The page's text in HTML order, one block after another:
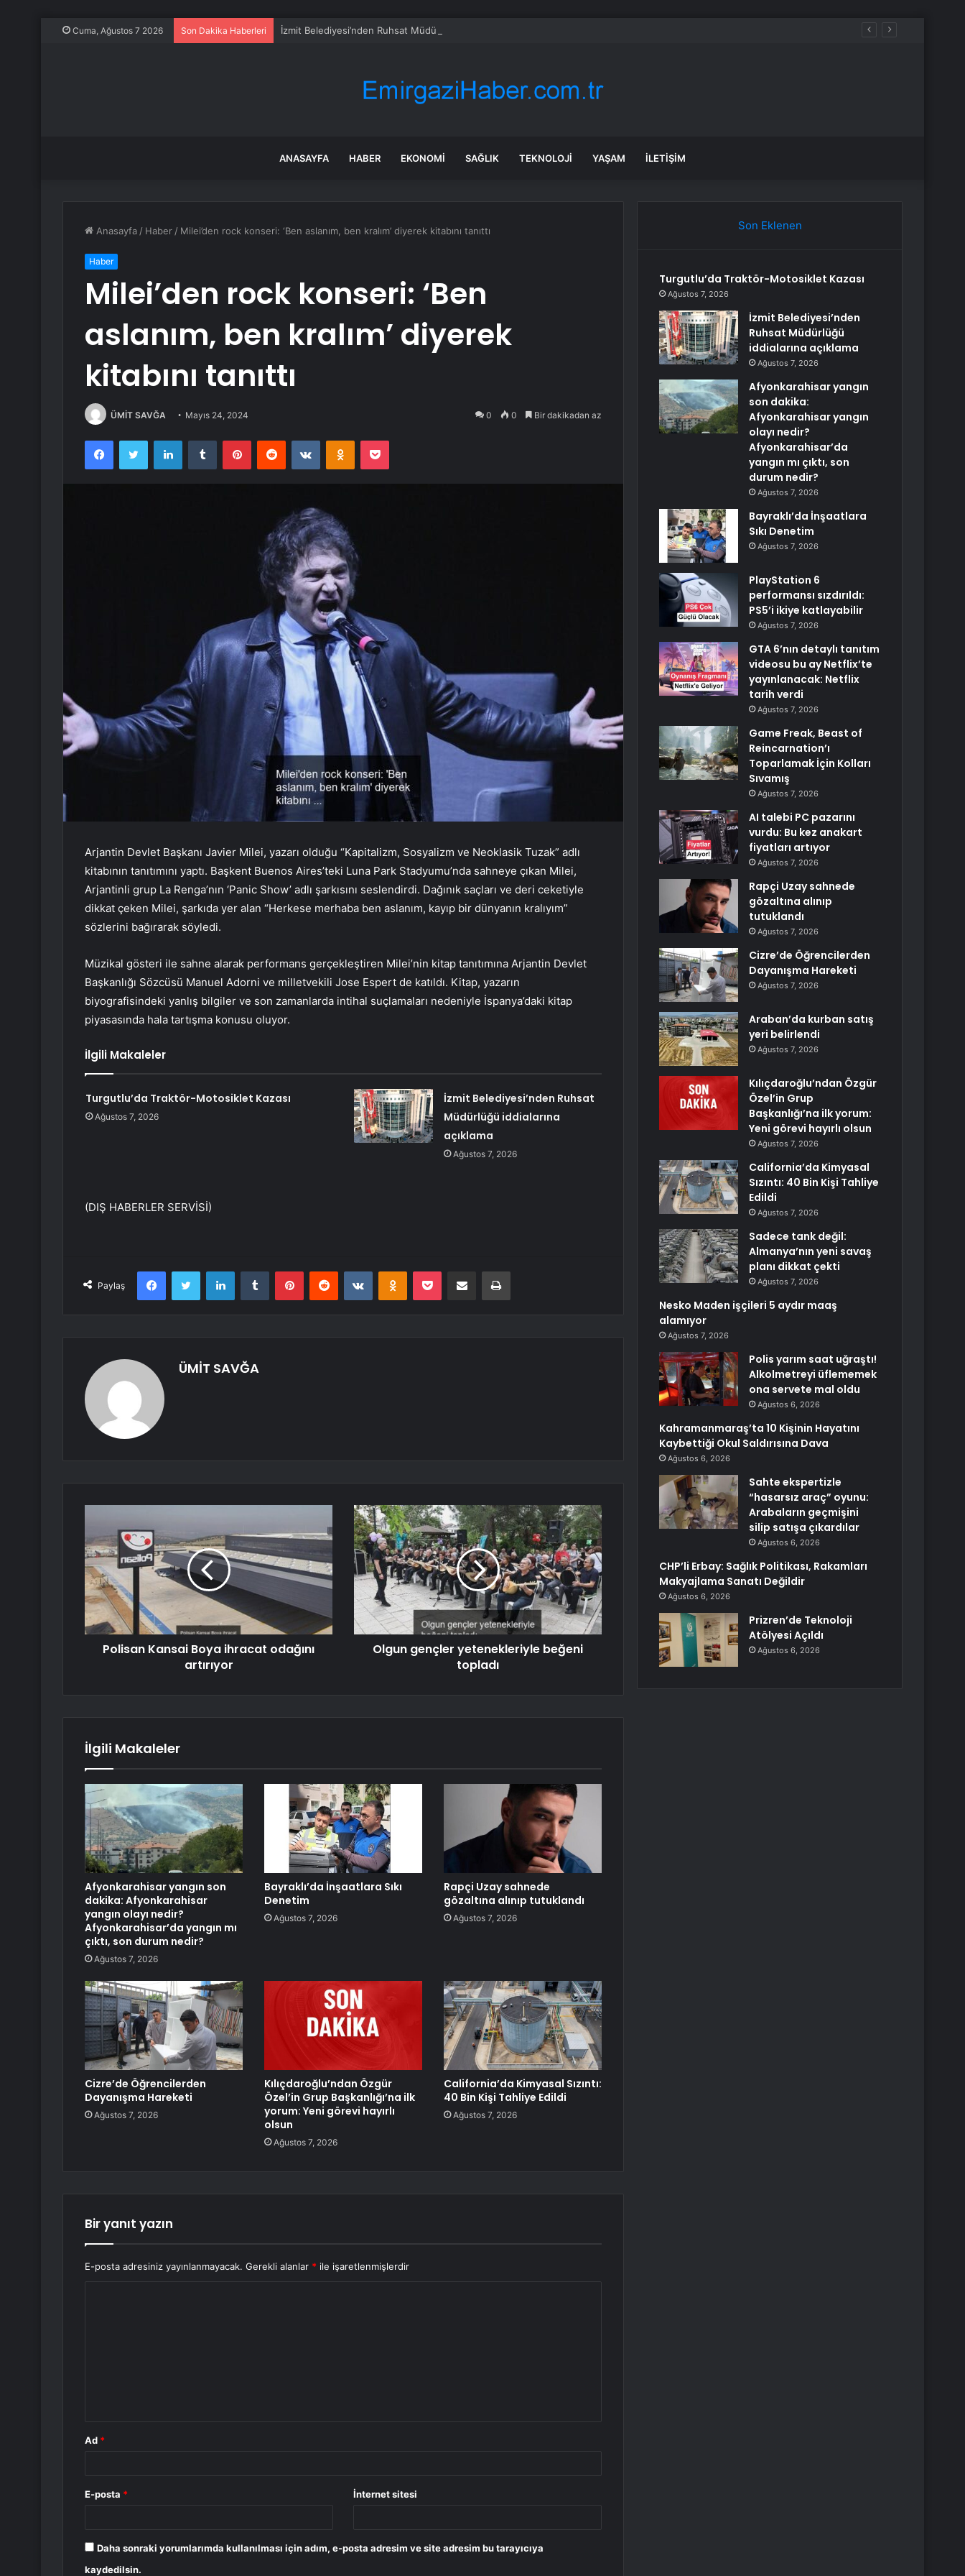
Cuma, Ağustos 7 2026 Son Dakika Haberleri İzmit Belediyesi’nden Ruhsat Müdürlüğü iddialarına açıklama
ANASAYFA HABER EKONOMI SAĞLIK TEKNOLOJI YAŞAM İLETIŞIM
Anasayfa / Haber / Milei’den rock konseri: ‘Ben aslanım, ben kralım’ diyerek kitabını tanıttı
Haber
Milei’den rock konseri: ‘Ben
aslanım, ben kralım’ diyerek
kitabını tanıttı
ÜMİT SAVĞA Mayıs 24, 2024 0 0 Bir dakikadan az
FacebookTwitter LinkedInTumblr PinterestReddit VKontakteOdnoklassniki
Pocket
Arjantin Devlet Başkanı Javier Milei, yazarı olduğu “Kapitalizm, Sosyalizm ve Neoklasik Tuzak” adlı
kitabının tanıtımını yaptı. Başkent Buenos Aires’teki Luna Park Stadyumu’nda sahneye çıkan Milei,
Arjantinli grup La Renga’nın ‘Panic Show’ adlı şarkısını seslendirdi. Dağınık saçları ve deri ceketiyle
dikkat çeken Milei, şarkıda yer alan “Herkese merhaba ben aslanım, kayıp bir dünyanın kralıyım”
sözlerini bağırarak söyledi.
Müzikal gösteri ile sahne alarak performans gerçekleştiren Milei’nin kitap tanıtımına Arjantin Devlet
Başkanlığı Sözcüsü Manuel Adorni ve milletvekili Jose Espert de katıldı. Kitap, yazarın
biyografisindeki yanlış bilgiler ve son zamanlarda intihal suçlamaları nedeniyle İspanya’daki kitap
piyasasında hala tartışma konusu oluyor.
İlgili Makaleler
Turgutlu’da Traktör-Motosiklet Kazası
Ağustos 7, 2026
İzmit Belediyesi’nden Ruhsat
Müdürlüğü iddialarına
açıklama
Ağustos 7, 2026
(DIŞ HABERLER SERVİSİ)
Paylaş
FacebookTwitter LinkedInTumblr PinterestReddit VKontakteOdnoklassniki
Pocket E-Posta ile paylaş Yazdır
ÜMİT SAVĞA
Polisan Kansai Boya ihracat odağını
artırıyor
Olgun gençler yetenekleriyle beğeni
topladı
İlgili Makaleler
Afyonkarahisar yangın son
dakika: Afyonkarahisar
yangın olayı nedir?
Afyonkarahisar’da yangın mı
çıktı, son durum nedir?
Ağustos 7, 2026
Bayraklı’da İnşaatlara Sıkı
Denetim
Ağustos 7, 2026
Rapçi Uzay sahnede
gözaltına alınıp tutuklandı
Ağustos 7, 2026
Cizre’de Öğrencilerden
Dayanışma Hareketi
Ağustos 7, 2026
Kılıçdaroğlu’ndan Özgür
Özel’in Grup Başkanlığı’na ilk
yorum: Yeni görevi hayırlı
olsun
Ağustos 7, 2026
California’da Kimyasal Sızıntı:
40 Bin Kişi Tahliye Edildi
Ağustos 7, 2026
Bir yanıt yazın
E-posta adresiniz yayınlanmayacak. Gerekli alanlar * ile işaretlenmişlerdir
Ad *
E-posta * İnternet sitesi
Daha sonraki yorumlarımda kullanılması için adım, e-posta adresim ve site adresim bu tarayıcıya
kaydedilsin.
Son Eklenen
Turgutlu’da Traktör-Motosiklet Kazası
Ağustos 7, 2026
İzmit Belediyesi’nden
Ruhsat Müdürlüğü
iddialarına açıklama
Ağustos 7, 2026
Afyonkarahisar yangın
son dakika:
Afyonkarahisar yangın
olayı nedir?
Afyonkarahisar’da
yangın mı çıktı, son
durum nedir?
Ağustos 7, 2026
Bayraklı’da İnşaatlara
Sıkı Denetim
Ağustos 7, 2026
PlayStation 6
performansı sızdırıldı:
PS5’i ikiye katlayabilir
Ağustos 7, 2026
GTA 6’nın detaylı tanıtım
videosu bu ay Netflix’te
yayınlanacak: Netflix
tarih verdi
Ağustos 7, 2026
Game Freak, Beast of
Reincarnation’ı
Toparlamak İçin Kolları
Sıvamış
Ağustos 7, 2026
AI talebi PC pazarını
vurdu: Bu kez anakart
fiyatları artıyor
Ağustos 7, 2026
Rapçi Uzay sahnede
gözaltına alınıp
tutuklandı
Ağustos 7, 2026
Cizre’de Öğrencilerden
Dayanışma Hareketi
Ağustos 7, 2026
Araban’da kurban satış
yeri belirlendi
Ağustos 7, 2026
Kılıçdaroğlu’ndan Özgür
Özel’in Grup
Başkanlığı’na ilk yorum:
Yeni görevi hayırlı olsun
Ağustos 7, 2026
California’da Kimyasal
Sızıntı: 40 Bin Kişi Tahliye
Edildi
Ağustos 7, 2026
Sadece tank değil:
Almanya’nın yeni savaş
planı dikkat çekti
Ağustos 7, 2026
Nesko Maden işçileri 5 aydır maaş
alamıyor
Ağustos 7, 2026
Polis yarım saat uğraştı!
Alkolmetreyi üflememek
ona servete mal oldu
Ağustos 6, 2026
Kahramanmaraş’ta 10 Kişinin Hayatını
Kaybettiği Okul Saldırısına Dava
Ağustos 6, 2026
Sahte ekspertizle
“hasarsız araç” oyunu:
Arabaların geçmişini
silip satışa çıkardılar
Ağustos 6, 2026
CHP’li Erbay: Sağlık Politikası, Rakamları
Makyajlama Sanatı Değildir
Ağustos 6, 2026
Prizren’de Teknoloji
Atölyesi Açıldı
Ağustos 6, 2026